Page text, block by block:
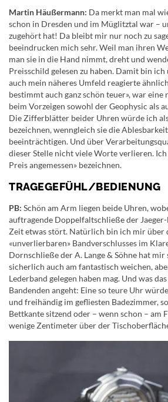
Martin Häußermann: Da merkt man mal
schon in Dresden und im Müglitztal war –
zugehört hat! Da bleibt mir nur noch zu
beeindrucken mich sehr. Weil man ihren
man sie in die Hand nimmt, dreht und
Preisschild gelesen zu haben. Damit bin
auch mein näheres Umfeld reagierte
bestimmt auch ganz schön teuer», war eine
beim Vorzeigen sowohl der Geophysic als
Die Zifferblätter beider Uhren würde ich
bezeichnen, wenngleich sie die
beeinträchtigen. Und über
dieser Stelle nicht viele Worte verlieren. Ich
Preis angemessen» bezeichnen.
TRAGEGEFÜHL/BEDIENUNG
PB: Schön am Arm liegen beide Uhren,
auftragende Doppelfaltschließe der
Zeit etwas stört. Natürlich bin ich mir über
«unverlierbaren» Bandverschlusses im
Dornschließe der A. Lange & Söhne hat mir
sicherlich auch am fantastisch weichen,
Lederband gelegen haben mag. Und was
Bandenden angeht: Eine so teure Uhr
und freihändig im gefliesten Badezimmer,
Bettkante sitzend oder – wenn schon – am
wenige Zentimeter über der